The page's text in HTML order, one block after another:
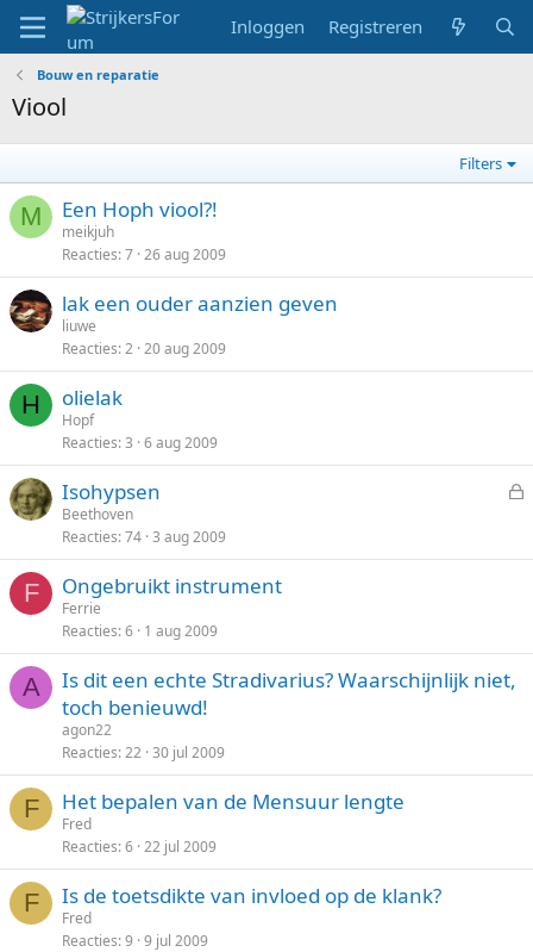
Inloggen Registreren
Bouw en reparatie
Viool
Filters
M Een Hoph viool?!
meikjuh
Reacties 7 26 aug 2009
lak een ouder aanzien geven
liuwe
Reacties 2 20 aug 2009
H olielak
Hopf
Reacties 3 6 aug 2009
l
Isohypsen
Beethoven
Reacties 74 3 aug 2009
F Ongebruikt instrument
Ferrie
Reacties 6 1 aug 2009
A
Is dit een echte Stradivarius? Waarschijnlijk niet,
toch benieuwd!
agon22
Reacties 22 30 jul 2009
F Het bepalen van de Mensuur lengte
Fred
Reacties 6 22 jul 2009
F Is de toetsdikte van invloed op de klank?
Fred
Reacties 9 9 jul 2009